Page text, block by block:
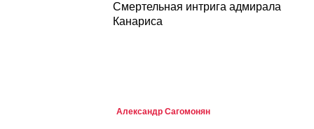
Смертельная интрига адмирала
Канариса
Александр Сагомонян